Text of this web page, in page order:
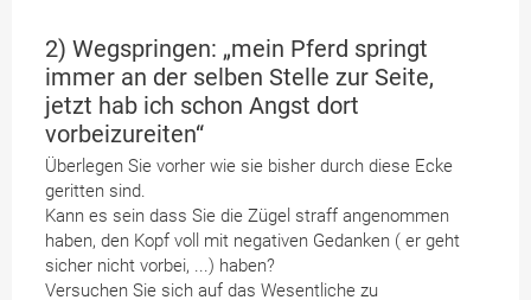
2) Wegspringen: „mein Pferd springt
immer an der selben Stelle zur Seite,
jetzt hab ich schon Angst dort
vorbeizureiten“
Überlegen Sie vorher wie sie bisher durch diese Ecke
geritten sind.
Kann es sein dass Sie die Zügel straff angenommen
haben, den Kopf voll mit negativen Gedanken ( er geht
sicher nicht vorbei, ...) haben?
Versuchen Sie sich auf das Wesentliche zu